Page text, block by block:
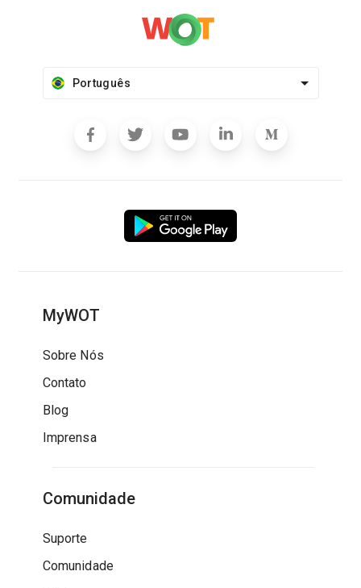
Português
MyWOT
Sobre Nós
Contato
Blog
Imprensa
Comunidade
Suporte
Comunidade